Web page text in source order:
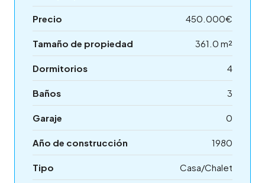
Precio 450.000€
Tamaño de propiedad 361.0 m²
Dormitorios 4
Baños 3
Garaje 0
Año de construcción 1980
Tipo Casa/Chalet